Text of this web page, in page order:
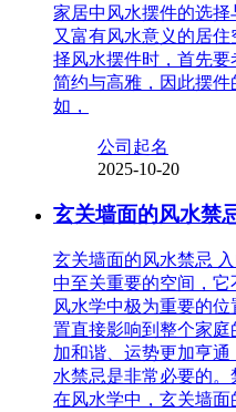
家居中风水摆件的选
又富有风水意义的居
择风水摆件时，首先
简约与高雅，因此摆
如，
公司起名
2025-10-20
玄关墙面的风水禁
玄关墙面的风水禁忌
中至关重要的空间，
风水学中极为重要的
置直接影响到整个家
加和谐、运势更加亨
水禁忌是非常必要的
在风水学中，玄关墙面